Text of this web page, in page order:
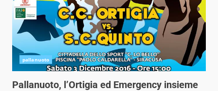
pallanuoto
Pallanuoto, l’Ortigia ed Emergency insieme